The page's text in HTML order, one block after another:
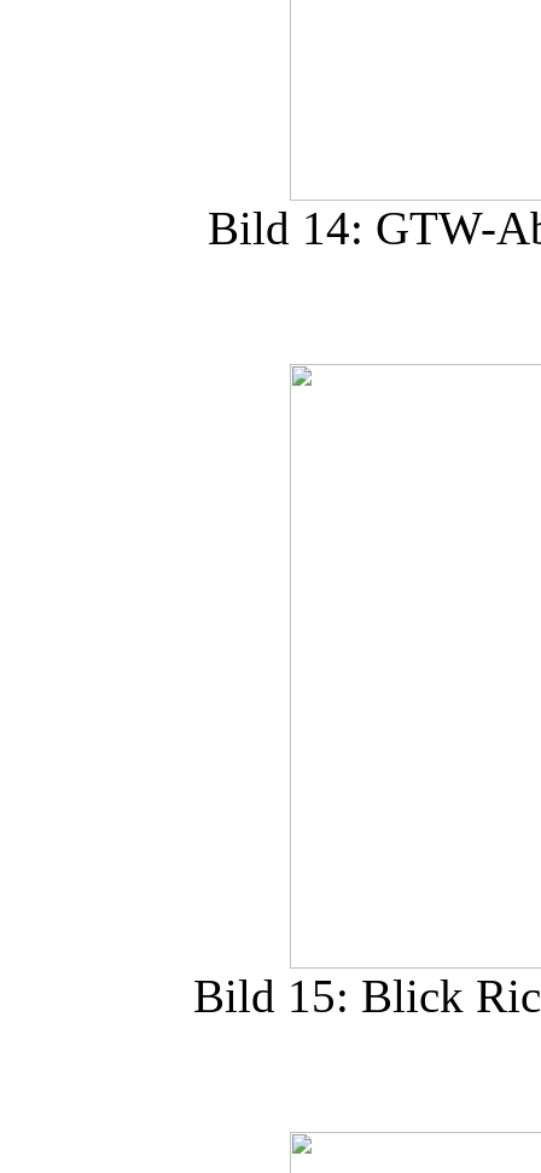
Bild 14: GTW-
Bild 15: Blick